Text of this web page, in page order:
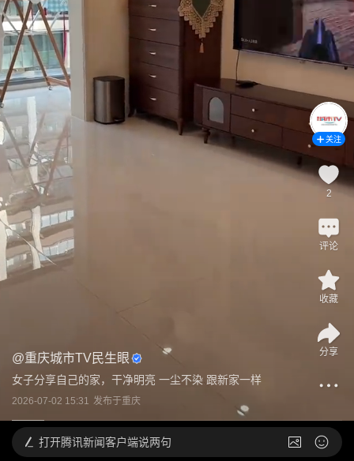
@重庆城市TV民生眼
女子分享自己的家，干净明亮 一尘不染 跟新家一样
2026-07-02 15:31 发布于重庆
关注
2
评论
收藏
分享
打开腾讯新闻客户端说两句